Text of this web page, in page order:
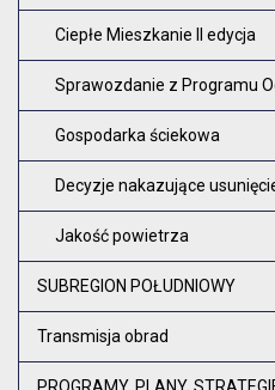
Ciepłe Mieszkanie II edycja
Sprawozdanie z Programu
Gospodarka ściekowa
Decyzje nakazujące
Jakość powietrza
SUBREGION POŁUDNIOWY
Transmisja obrad